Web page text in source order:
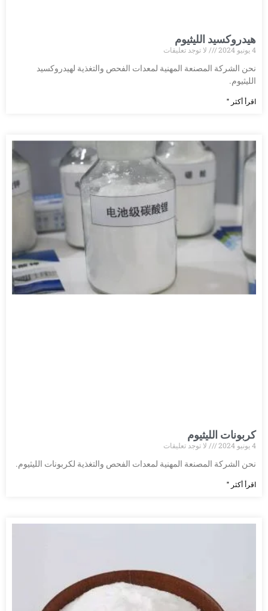
هيدروكسيد الليثيوم
4 يونيو 2024
لا توجد تعليقات
نحن الشركة المصنعة المهنية لمعدات الفحص والتغذية لهيدروكسيد
الليثيوم.
اقرأ أكثر "
كربونات الليثيوم
4 يونيو 2024
لا توجد تعليقات
نحن الشركة المصنعة المهنية لمعدات الفحص والتغذية لكربونات الليثيوم.
اقرأ أكثر "